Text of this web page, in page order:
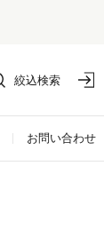
絞込検索
お問い合わせ